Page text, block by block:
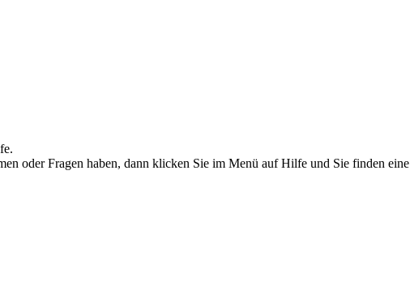
oder Fragen haben, dann klicken Sie im Menü auf Hilfe und Sie finden eine